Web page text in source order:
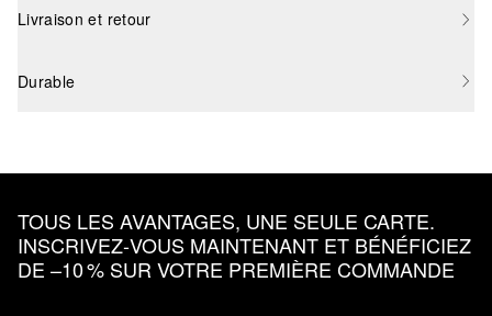
Livraison et retour
Durable
TOUS LES AVANTAGES, UNE SEULE CARTE.
INSCRIVEZ‑VOUS MAINTENANT ET BÉNÉFICIEZ
DE –10 % SUR VOTRE PREMIÈRE COMMANDE